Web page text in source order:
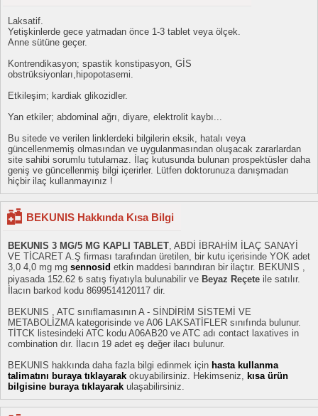
Laksatif.
Yetişkinlerde gece yatmadan önce 1-3 tablet veya ölçek.
Anne sütüne geçer.
Kontrendikasyon; spastik konstipasyon, GİS
obstrüksiyonları,hipopotasemi.
Etkileşim; kardiak glikozidler.
Yan etkiler; abdominal ağrı, diyare, elektrolit kaybı...
Bu sitede ve verilen linklerdeki bilgilerin eksik, hatalı veya
güncellenmemiş olmasından ve uygulanmasından oluşacak zararlardan
site sahibi sorumlu tutulamaz. İlaç kutusunda bulunan prospektüsler daha
geniş ve güncellenmiş bilgi içerirler. Lütfen doktorunuza danışmadan
hiçbir ilaç kullanmayınız !
BEKUNIS Hakkında Kısa Bilgi
BEKUNIS 3 MG/5 MG KAPLI TABLET, ABDİ İBRAHİM İLAÇ SANAYİ
VE TİCARET A.Ş firması tarafından üretilen, bir kutu içerisinde YOK adet
3,0 4,0 mg mg sennosid etkin maddesi barındıran bir ilaçtır. BEKUNIS ,
piyasada 152.62 ₺ satış fiyatıyla bulunabilir ve Beyaz Reçete ile satılır.
İlacın barkod kodu 8699514120117 dir.
BEKUNIS , ATC sınıflamasının A - SİNDİRİM SİSTEMİ VE
METABOLİZMA kategorisinde ve A06 LAKSATİFLER sınıfında bulunur.
TİTCK listesindeki ATC kodu A06AB20 ve ATC adı contact laxatives in
combination dır. İlacın 19 adet eş değer ilacı bulunur.
BEKUNIS hakkında daha fazla bilgi edinmek için hasta kullanma
talimatını buraya tıklayarak okuyabilirsiniz. Hekimseniz, kısa ürün
bilgisine buraya tıklayarak ulaşabilirsiniz.